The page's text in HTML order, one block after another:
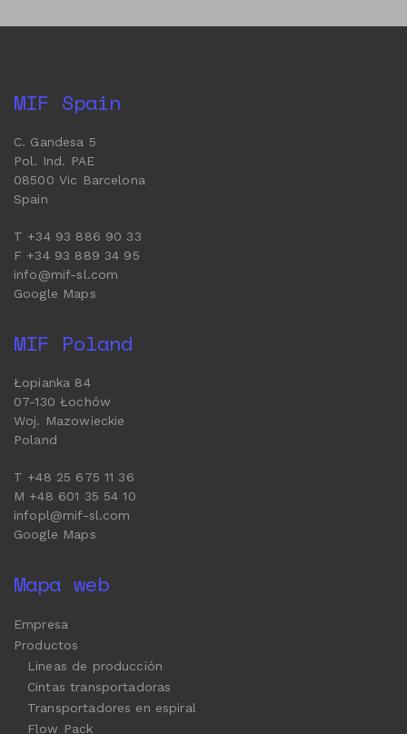
MIF Spain
C. Gandesa 5
Pol. Ind. PAE
08500 Vic Barcelona
Spain
T +34 93 886 90 33
F +34 93 889 34 95
info@mif-sl.com
Google Maps
MIF Poland
Łopianka 84
07-130 Łochów
Woj. Mazowieckie
Poland
T +48 25 675 11 36
M +48 601 35 54 10
infopl@mif-sl.com
Google Maps
Mapa web
Empresa
Productos
Lineas de producción
Cintas transportadoras
Transportadores en espiral
Flow Pack